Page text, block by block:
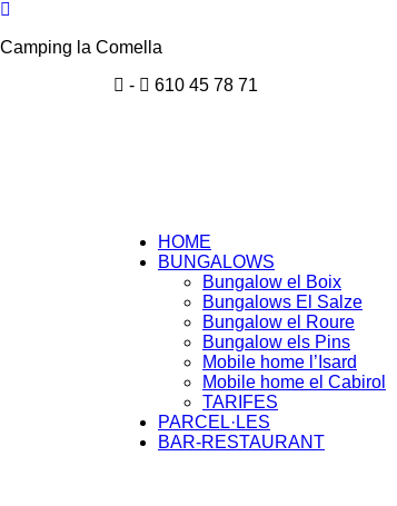
Camping la Comella
-
610 45 78 71
HOME
BUNGALOWS
Bungalow el Boix
Bungalows El Salze
Bungalow el Roure
Bungalow els Pins
Mobile home l’Isard
Mobile home el Cabirol
TARIFES
PARCEL·LES
BAR-RESTAURANT